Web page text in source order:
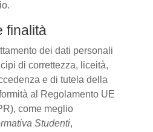
finalità
dei dati personali
di correttezza, liceità,
e di tutela della
al Regolamento UE
come meglio
Studenti,